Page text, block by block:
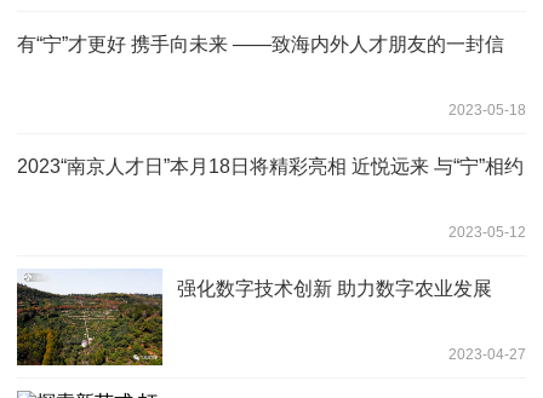
有“宁”才更好 携手向未来 ——致海内外人才朋友的一封信
2023-05-18
2023“南京人才日”本月18日将精彩亮相 近悦远来 与“宁”相约
2023-05-12
强化数字技术创新 助力数字农业发展
2023-04-27